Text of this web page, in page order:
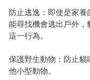
防止逃逸：即使是家
能尋找機會逃出戶外，
這一行為。
保護野生動物：防止貓
他小型動物。